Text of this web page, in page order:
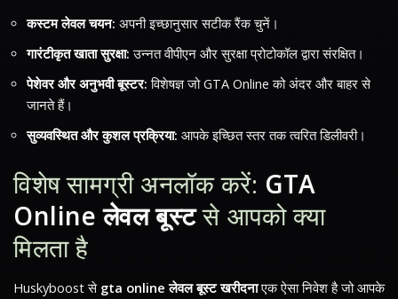
कस्टम लेवल चयन: अपनी इच्छानुसार सटीक रैंक चुनें।
गारंटीकृत खाता सुरक्षा: उन्नत वीपीएन और सुरक्षा प्रोटोकॉल द्वारा संरक्षित।
पेशेवर और अनुभवी बूस्टर: विशेषज्ञ जो GTA Online को अंदर और बाहर से
जानते हैं।
सुव्यवस्थित और कुशल प्रक्रिया: आपके इच्छित स्तर तक त्वरित डिलीवरी।
विशेष सामग्री अनलॉक करें: GTA
Online लेवल बूस्टसे आपको क्या
मिलता है
Huskyboost से gta online लेवल बूस्ट खरीदनाएक ऐसा निवेश है जो आपके